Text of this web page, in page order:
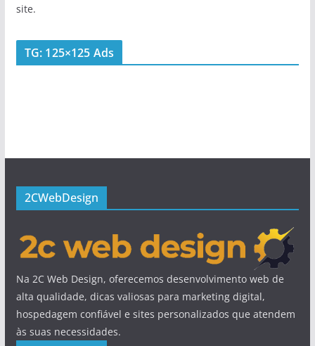
site.
TG: 125×125 Ads
2CWebDesign
Na 2C Web Design, oferecemos desenvolvimento web de
alta qualidade, dicas valiosas para marketing digital,
hospedagem confiável e sites personalizados que atendem
às suas necessidades.